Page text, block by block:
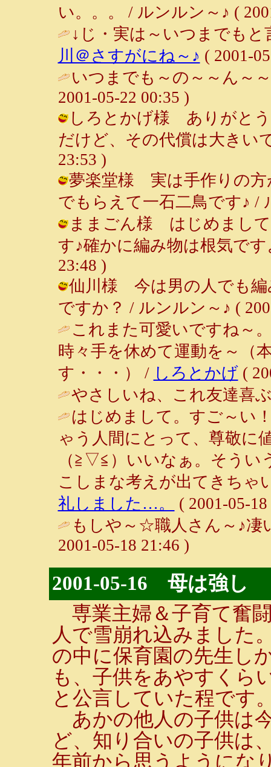
い。。。 / ルンルン～♪ (
↓じ・実は～いつまでも
川＠さすがにね～♪ ( 2001-
いつまでも～の～～ん～
2001-05-22 00:35 )
しろとかげ様 ありがと
だけど、その代償は大きい
23:53 )
夢楽堂様 実は手作りの方
でもらえて一石二鳥です♪ /
ままごん様 はじめまし
す♪確かに編み物は根気で
23:48 )
仙川様 今は男の人でも編
ですか？ / ルンルン～♪ (
これまた可愛いですね～
時々手を休めて運動を～（
す・・・） / しろとかげ(
やさしいね、これ友達喜
はじめまして。すご～い
ゃう人間にとって、尊敬に
（≧▽≦）いいなぁ。そう
こしまな考えが出てきち
礼しました…。
( 2001-05-
もしや～☆職人さん～♪
2001-05-18 21:46 )
2001-05-16 母は強し
専業主婦＆子育て奮
人で雪崩れ込みました
の中に保育園の先生し
も、子供をあやすくら
と公言していた程です
あかの他人の子供は
ど、知り合いの子供は
年前から思うようにな